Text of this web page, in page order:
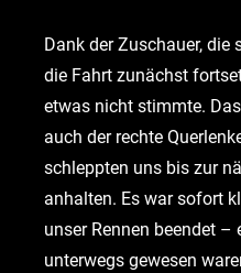
Dank der Zuschauer,
die Fahrt zunächst
etwas nicht stimmte.
auch der rechte
schleppten uns bis zur
anhalten. Es war sofort
unser Rennen beendet
unterwegs gewesen